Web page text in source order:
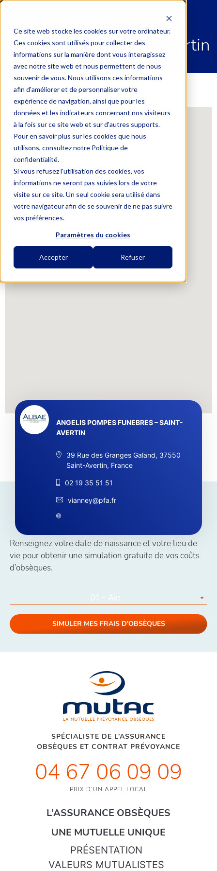
Ce site web stocke les cookies sur votre ordinateur.
Ces cookies sont utilisés pour collecter des
informations sur la manière dont vous interagissez
avec notre site web et nous permettent de nous
souvenir de vous. Nous utilisons ces informations
afin d'améliorer et de personnaliser votre
expérience de navigation, ainsi que pour les
données et les indicateurs concernant nos visiteurs
à la fois sur ce site web et sur d'autres supports.
Pour en savoir plus sur les cookies que nous
utilisons, consultez notre Politique de
confidentialité.
Si vous refusez l'utilisation des cookies, vos
informations ne seront pas suivies lors de votre
visite sur ce site. Un seul cookie sera utilisé dans
votre navigateur afin de se souvenir de ne pas suivre
vos préférences.
Paramètres du cookies
Accepter Refuser
ANGELIS POMPES
FUNEBRES – Saint-Avertin
ANGELIS POMPES FUNEBRES – SAINT-
AVERTIN
39 Rue des Granges Galand, 37550
Saint-Avertin, France
02 19 35 51 51
vianney@pfa.fr
Simuler vos coûts obsèques
Renseignez votre date de naissance et votre lieu de
vie pour obtenir une simulation gratuite de vos coûts
d’obsèques.
01 - Ain
SIMULER MES FRAIS D'OBSÈQUES
SPÉCIALISTE DE L’ASSURANCE
OBSÈQUES ET CONTRAT PRÉVOYANCE
04 67 06 09 09
PRIX D’UN APPEL LOCAL
L’ASSURANCE OBSÈQUES
UNE MUTUELLE UNIQUE
PRÉSENTATION
VALEURS MUTUALISTES